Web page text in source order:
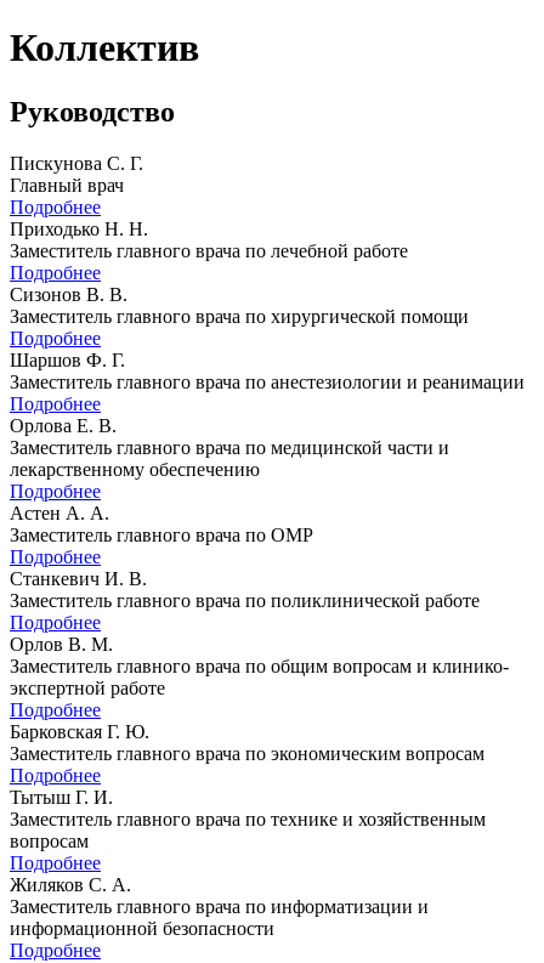
Коллектив
Руководство
Пискунова С. Г.
Главный врач
Подробнее
Приходько Н. Н.
Заместитель главного врача по лечебной работе
Подробнее
Сизонов В. В.
Заместитель главного врача по хирургической помощи
Подробнее
Шаршов Ф. Г.
Заместитель главного врача по анестезиологии и реанимации
Подробнее
Орлова Е. В.
Заместитель главного врача по медицинской части и
лекарственному обеспечению
Подробнее
Астен А. А.
Заместитель главного врача по ОМР
Подробнее
Станкевич И. В.
Заместитель главного врача по поликлинической работе
Подробнее
Орлов В. М.
Заместитель главного врача по общим вопросам и клинико-
экспертной работе
Подробнее
Барковская Г. Ю.
Заместитель главного врача по экономическим вопросам
Подробнее
Тытыш Г. И.
Заместитель главного врача по технике и хозяйственным
вопросам
Подробнее
Жиляков С. А.
Заместитель главного врача по информатизации и
информационной безопасности
Подробнее